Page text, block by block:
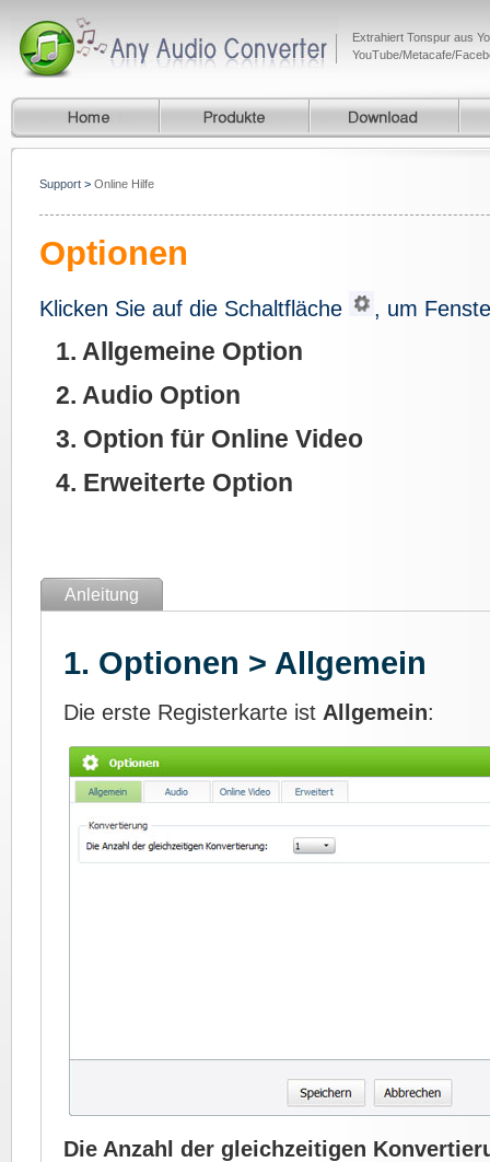
Extrahiert Tonspur aus
YouTube/Metacafe/
Home Produkte Download
Support> Online Hilfe
Optionen
Klicken Sie auf die Schaltfläche , um
1. Allgemeine Option
2. Audio Option
3. Option für Online Video
4. Erweiterte Option
Anleitung
1. Optionen > Allgemein
Die erste Registerkarte ist Allgemein:
Die Anzahl der gleichzeitigen